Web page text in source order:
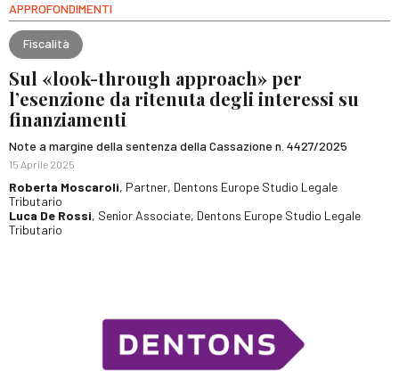
APPROFONDIMENTI
Fiscalità
Sul «look-through approach» per
l’esenzione da ritenuta degli interessi su
finanziamenti
Note a margine della sentenza della Cassazione n. 4427/2025
15 Aprile 2025
Roberta Moscaroli, Partner, Dentons Europe Studio Legale
Tributario
Luca De Rossi, Senior Associate, Dentons Europe Studio Legale
Tributario